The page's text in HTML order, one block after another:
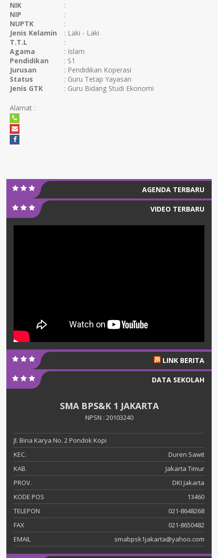
NIK
:
NIP
:
NUPTK
:
Jenis Kelamin
: Laki - Laki
T.T.L
:
Agama
: Islam
Pendidikan
: S1
Jurusan
: Pendidikan Koperasi
Status
: Guru Tetap Yayasan
Jenis GTK
: Guru Bidang Studi Ekonomi
Alamat :
AGENDA TERBARU
VIDEO TERBARU
LINK BERITA
DATA SEKOLAH
SMA BPS&K 1 JAKARTA
NPSN : 20103240
Jl. Bina Karya No. 2 Pondok Kopi
KEC.
Duren Sawit
KAB.
Jakarta Timur
PROV.
DKI Jakarta
KODE POS
13460
TELEPON
021-8648268
FAX
021-8650482
EMAIL
smabpsk1jakarta@yahoo.com